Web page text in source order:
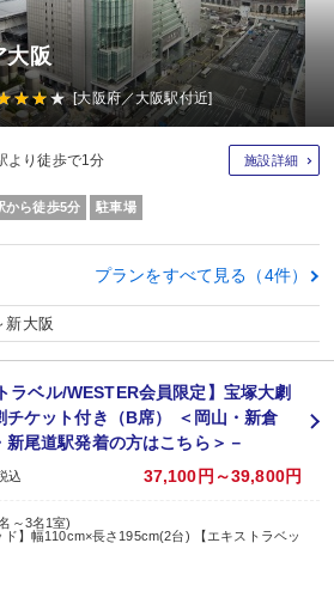
大阪
[大阪府／大阪駅付近]
より徒歩で1分 施設詳細
から徒歩5分 駐車場
プランをすべて見る（4件）
新大阪
ラベル/WESTER会員限定】宝塚大劇
ケット付き（B席） ＜岡山・新倉
新尾道駅発着の方はこちら＞－
込 37,100円～39,800円
～3名1室)
ド】幅110cm×長さ195cm(2台) 【エキストラベッ